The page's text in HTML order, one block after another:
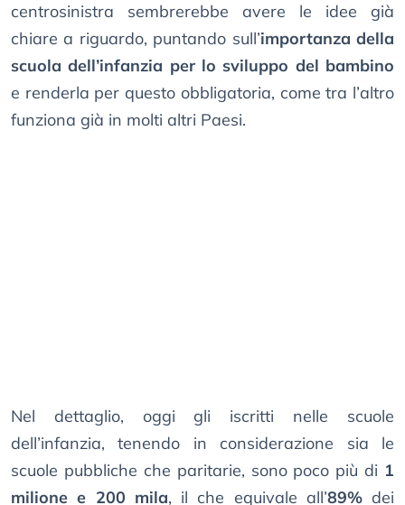
centrosinistra sembrerebbe avere le idee già
chiare a riguardo, puntando sull’importanza della
scuola dell’infanzia per lo sviluppo del bambino
e renderla per questo obbligatoria, come tra l’altro
funziona già in molti altri Paesi.
Nel dettaglio, oggi gli iscritti nelle scuole
dell’infanzia, tenendo in considerazione sia le
scuole pubbliche che paritarie, sono poco più di 1
milione e 200 mila, il che equivale all’89%dei